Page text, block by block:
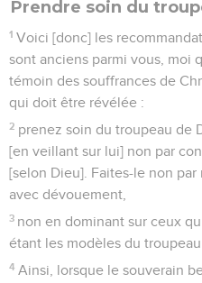
Prendre soin du
1 Voici [donc] les
sont anciens parmi vous, moi
témoin des souffrances de
qui doit être révélée :
2 prenez soin du troupeau de
[en veillant sur lui] non par
[selon Dieu]. Faites-le non par
avec dévouement,
3 non en dominant sur ceux
étant les modèles du troupeau.
4 Ainsi, lorsque le souverain